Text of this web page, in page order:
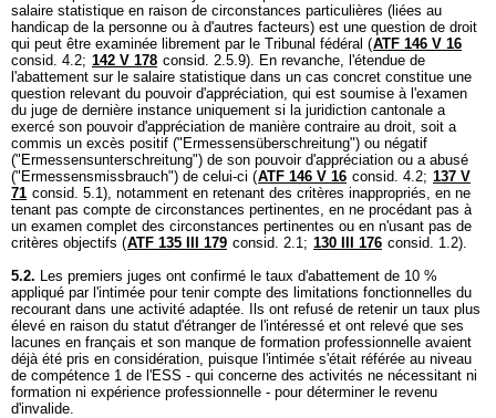
salaire statistique en raison de circonstances particulières (liées au
handicap de la personne ou à d'autres facteurs) est une question de droit
qui peut être examinée librement par le Tribunal fédéral (ATF 146 V 16
consid. 4.2; 142 V 178 consid. 2.5.9). En revanche, l'étendue de
l'abattement sur le salaire statistique dans un cas concret constitue une
question relevant du pouvoir d'appréciation, qui est soumise à l'examen
du juge de dernière instance uniquement si la juridiction cantonale a
exercé son pouvoir d'appréciation de manière contraire au droit, soit a
commis un excès positif ("Ermessensüberschreitung") ou négatif
("Ermessensunterschreitung") de son pouvoir d'appréciation ou a abusé
("Ermessensmissbrauch") de celui-ci (ATF 146 V 16 consid. 4.2; 137 V
71 consid. 5.1), notamment en retenant des critères inappropriés, en ne
tenant pas compte de circonstances pertinentes, en ne procédant pas à
un examen complet des circonstances pertinentes ou en n'usant pas de
critères objectifs (ATF 135 III 179 consid. 2.1; 130 III 176 consid. 1.2).
5.2. Les premiers juges ont confirmé le taux d'abattement de 10 %
appliqué par l'intimée pour tenir compte des limitations fonctionnelles du
recourant dans une activité adaptée. Ils ont refusé de retenir un taux plus
élevé en raison du statut d'étranger de l'intéressé et ont relevé que ses
lacunes en français et son manque de formation professionnelle avaient
déjà été pris en considération, puisque l'intimée s'était référée au niveau
de compétence 1 de l'ESS - qui concerne des activités ne nécessitant ni
formation ni expérience professionnelle - pour déterminer le revenu
d'invalide.